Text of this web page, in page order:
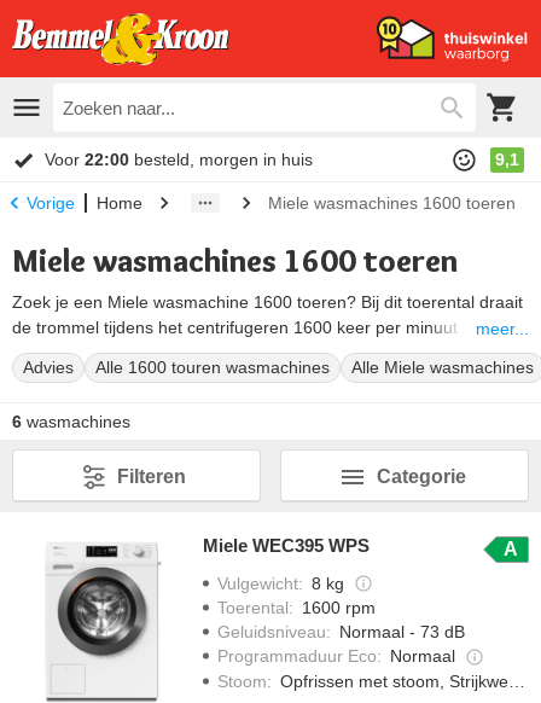
Voor 22:00 besteld, morgen in huis 9,1
Vorige Home Miele wasmachines 1600 toeren
Miele wasmachines 1600 toeren
Zoek je een Miele wasmachine 1600 toeren? Bij dit toerental draait
de trommel tijdens het centrifugeren 1600 keer per minuut rond. Zo
blijft er nog maar zo’n 44% restvocht in je wasgoed achter en komt
je kleding bijna droog uit de machine. Je hoeft dus korter te drogen.
jarenlang zorgeloos mee.
Hieronder zetten we alle Miele wasmachines met 1600 toeren voor
je op een rij.
Alle Miele wasmachines met 1600 toeren
Bekijk ons complete aanbod Miele wasmachines met 1600 toeren,
met per model de belangrijkste specificaties en de laagste prijs.
meer...
Advies Alle 1600 touren wasmachines Alle Miele wasmachines
6 wasmachines
Categorie
Filteren
Miele WEC395 WPS A
Vulgewicht: 8 kg
Toerental: 1600 rpm
Geluidsniveau: Normaal - 73 dB
Programmaduur Eco: Normaal
Stoom: Opfrissen met stoom, Strijkwerk verminderen